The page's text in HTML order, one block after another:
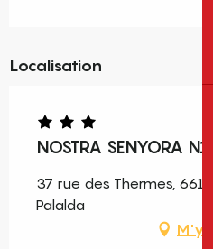
Localisation
NOSTRA SENYORA N1
37 rue des Thermes,
Palalda
M'y